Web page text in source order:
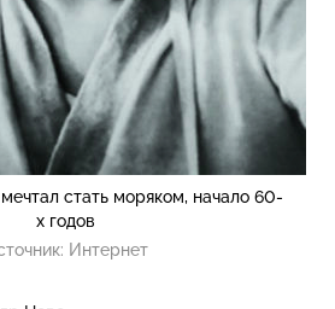
стать моряком, начало 60-
х годов
Интернет